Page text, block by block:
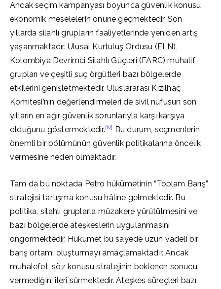
Ancak seçim kampanyası boyunca güvenlik konusu
ekonomik meselelerin önüne geçmektedir. Son
yıllarda silahlı grupların faaliyetlerinde yeniden artış
yaşanmaktadır. Ulusal Kurtuluş Ordusu (ELN),
Kolombiya Devrimci Silahlı Güçleri (FARC) muhalif
grupları ve çeşitli suç örgütleri bazı bölgelerde
etkilerini genişletmektedir. Uluslararası Kızılhaç
Komitesi’nin değerlendirmeleri de sivil nüfusun son
yılların en ağır güvenlik sorunlarıyla karşı karşıya
olduğunu göstermektedir.[iv] Bu durum, seçmenlerin
önemli bir bölümünün güvenlik politikalarına öncelik
vermesine neden olmaktadır.
Tam da bu noktada Petro hükümetinin “Toplam Barış”
stratejisi tartışma konusu hâline gelmektedir. Bu
politika, silahlı gruplarla müzakere yürütülmesini ve
bazı bölgelerde ateşkeslerin uygulanmasını
öngörmektedir. Hükümet bu sayede uzun vadeli bir
barış ortamı oluşturmayı amaçlamaktadır. Ancak
muhalefet, söz konusu stratejinin beklenen sonucu
vermediğini ileri sürmektedir. Ateşkes süreçleri bazı